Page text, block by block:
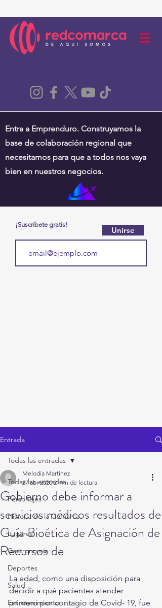
Entra a Emprenduro. Construyamos la
base de colaboración regional que
necesitamos para que a todos nos vaya
bien en nuestros negocios.
¡Suscríbete gratis!
Unirse
Entrada
Todas las entradas
Personajes
Historia de la Comarca
Lugares
Gastronomía
Deportes
Salud
Entretenimiento
Todas las entradas
Gobierno debe informar a
servicios médicos resultados de
Guía Bioética de Asignación de
Recursos de
Melodía Martínez
27 abr 2020 2 min de lectura
La edad, como una disposición para
decidir a qué pacientes atender
primero por contagio de Covid- 19, fue